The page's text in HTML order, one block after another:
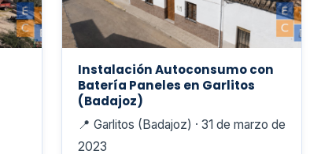
Instalación Autoconsumo con
Batería Paneles en Garlitos
(Badajoz)
📍 Garlitos (Badajoz) · 31 de marzo de
2023